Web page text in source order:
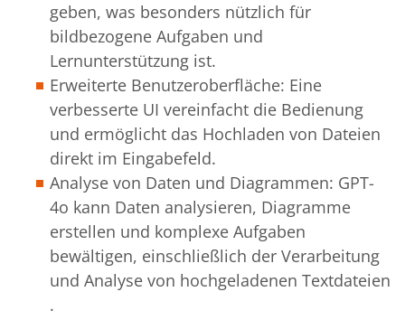
geben, was besonders nützlich für
bildbezogene Aufgaben und
Lernunterstützung ist.
Erweiterte Benutzeroberfläche: Eine
verbesserte UI vereinfacht die Bedienung
und ermöglicht das Hochladen von Dateien
direkt im Eingabefeld​.
Analyse von Daten und Diagrammen: GPT-
4o kann Daten analysieren, Diagramme
erstellen und komplexe Aufgaben
bewältigen, einschließlich der Verarbeitung
und Analyse von hochgeladenen Textdateien​
.